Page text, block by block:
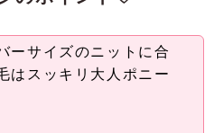
ーサイズのニットに合
はスッキリ大人ポニー